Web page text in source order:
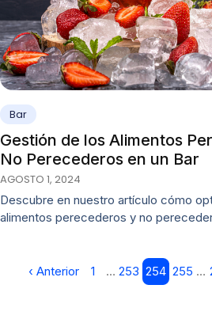
Bar
Gestión de los Alimentos
No Perecederos en un Bar
AGOSTO 1, 2024
Descubre en nuestro artículo cómo
alimentos perecederos y no
‹ Anterior 1 … 253 254 255 …